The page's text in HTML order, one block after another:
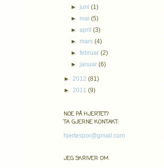
► juni(1)
► mai(5)
►april(3)
► mars(4)
►februar(2)
► januar(6)
► 2012 (81)
► 2011 (9)
NOE PÅ HJERTET?
TA GJERNE KONTAKT:
hjertespor@gmail.com
JEG SKRIVER OM